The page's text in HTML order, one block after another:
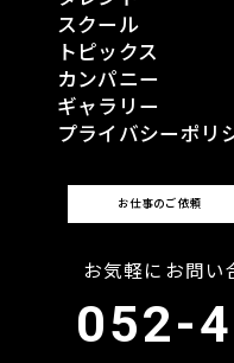
スクール
トピックス
カンパニー
ギャラリー
プライバシーポリ
お仕事のご依頼
お気軽にお問い
052-